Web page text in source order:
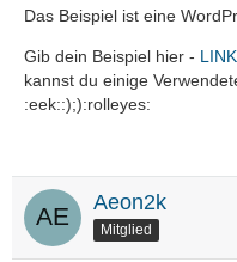
Das Beispiel ist eine
Gib dein Beispiel hier - LINK
kannst du einige
:eek::);):rolleyes:
Aeon2k
Mitglied